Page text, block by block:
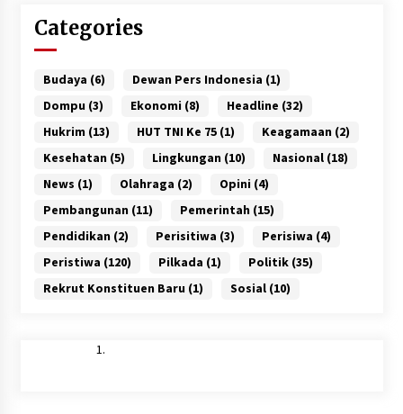
Categories
Budaya (6) Dewan Pers Indonesia (1)
Dompu (3) Ekonomi (8) Headline (32)
Hukrim (13) HUT TNI Ke 75(1) Keagamaan (2)
Kesehatan (5) Lingkungan (10) Nasional(18)
News (1) Olahraga (2) Opini (4)
Pembangunan (11) Pemerintah (15)
Pendidikan (2) Perisitiwa (3) Perisiwa (4)
Peristiwa (120) Pilkada (1) Politik(35)
Rekrut Konstituen Baru (1) Sosial(10)